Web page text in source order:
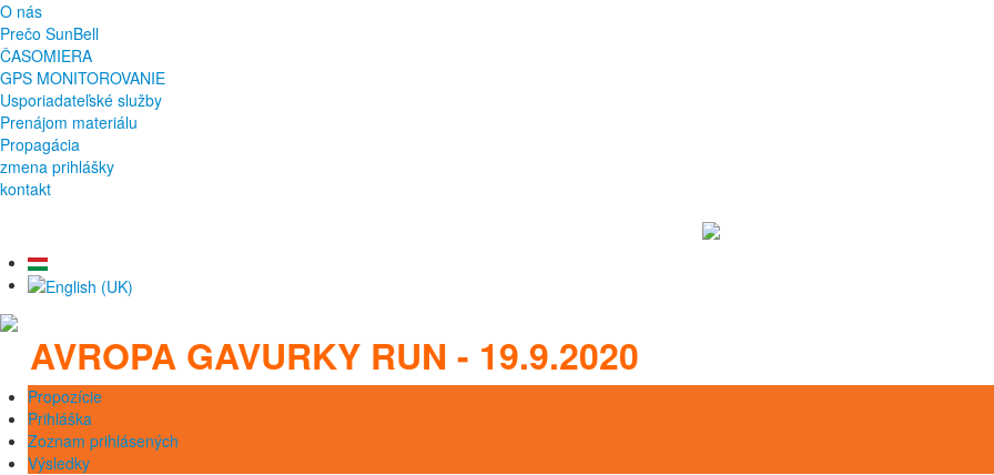
O nás
Prečo SunBell
ČASOMIERA
GPS MONITOROVANIE
Usporiadateľské služby
Prenájom materiálu
Propagácia
zmena prihlášky
kontakt
AVROPA GAVURKY RUN - 19.9.2020
Propozície
Prihláška
Zoznam prihlásených
Výsledky